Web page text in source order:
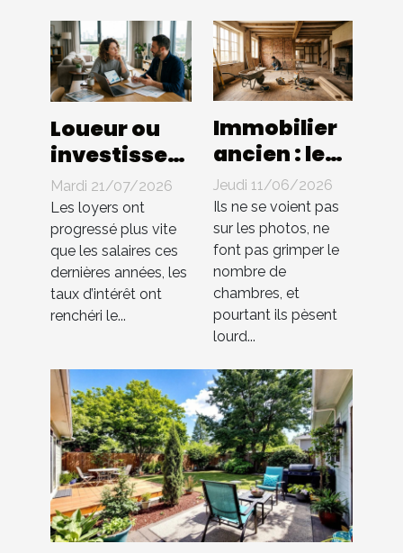
Loueur ou
investisseur
: qui profite
vraiment
des
tendances
locatives
récentes ?
Mardi 21/07/2026
Les loyers ont
progressé plus vite
que les salaires ces
dernières années, les
taux d’intérêt ont
renchéri le...
Immobilier
ancien : les
travaux
cachés qui
valorisent
vraiment
une
propriété
Jeudi 11/06/2026
Ils ne se voient pas
sur les photos, ne
font pas grimper le
nombre de
chambres, et
pourtant ils pèsent
lourd...